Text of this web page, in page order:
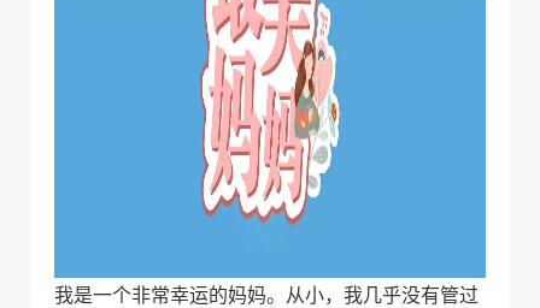
我是一个非常幸运的妈妈。从小，我几乎没有管过